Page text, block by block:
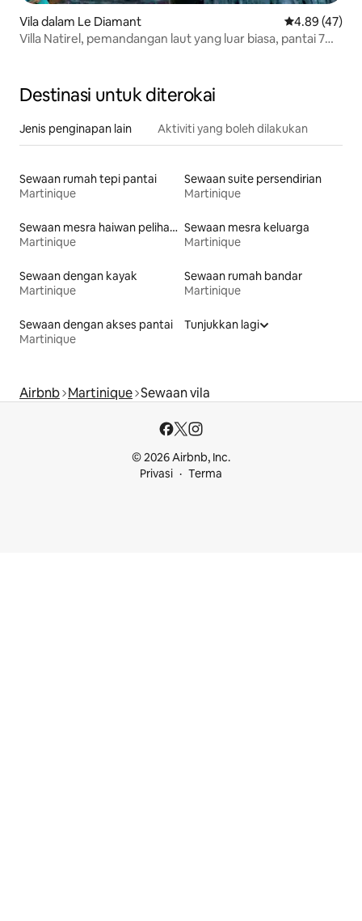
Vila dalam Le Diamant Penarafan
4.89 (47)
Villa Natirel, pemandangan laut yang luar biasa, pantai 7
Destinasi untuk diterokai
Jenis penginapan lain Aktiviti yang boleh dilakukan
Sewaan rumah tepi pantai
Martinique
Sewaan suite persendirian
Martinique
Sewaan mesra haiwan peliharaan
Martinique
Sewaan mesra keluarga
Martinique
Sewaan dengan kayak
Martinique
Sewaan rumah bandar
Martinique
Sewaan dengan akses pantai
Martinique
Tunjukkan lagi
Airbnb Martinique Sewaan vila
© 2026 Airbnb, Inc.
Privasi
Terma